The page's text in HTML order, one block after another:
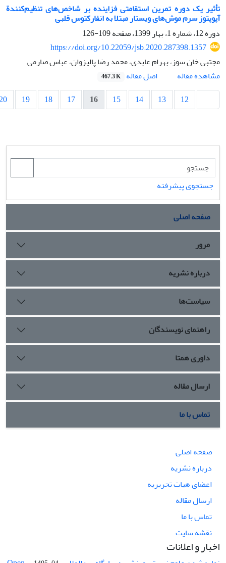
تأثیر یک دوره تمرین استقامتی فزاینده بر شاخص‌های تنظیم‌کنندة
آپوپتوز سرم موش‌های ویستار مبتلا به انفارکتوس قلبی
دوره 12، شماره 1، بهار 1399، صفحه
109-126
https://doi.org/10.22059/jsb.2020.287398.1357
مجتبی خان سوز، بهرام عابدی، محمد رضا پالیزوان، عباس صارمی
مشاهده مقاله
اصل مقاله 467.3 K
12
13
14
15
16
17
18
19
جستجوی پیشرفته
صفحه اصلی
مرور
درباره نشریه
سیاست‌ها
راهنمای نویسندگان
داوری همتا
ارسال مقاله
تماس با ما
صفحه اصلی
درباره نشریه
اعضای هیات تحریریه
ارسال مقاله
تماس با ما
نقشه سایت
اخبار و اعلانات